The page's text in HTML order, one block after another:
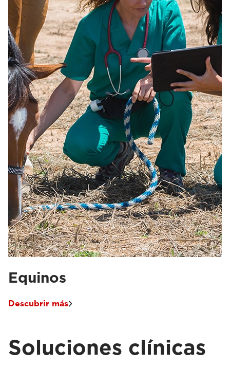
Equinos
Descubrir más
Soluciones clínicas